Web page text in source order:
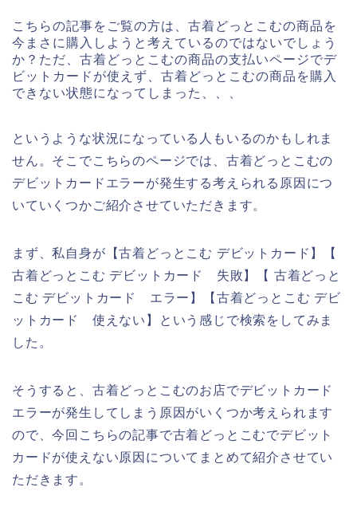
こちらの記事をご覧の方は、古着どっとこむの商品を
今まさに購入しようと考えているのではないでしょう
か？ただ、古着どっとこむの商品の支払いページでデ
ビットカードが使えず、古着どっとこむの商品を購入
できない状態になってしまった、、、
というような状況になっている人もいるのかもしれま
せん。そこでこちらのページでは、古着どっとこむの
デビットカードエラーが発生する考えられる原因につ
いていくつかご紹介させていただきます。
まず、私自身が【古着どっとこむ デビットカード】【
古着どっとこむ デビットカード 失敗】【 古着どっと
こむ デビットカード エラー】【古着どっとこむ デビ
ットカード 使えない】という感じで検索をしてみま
した。
そうすると、古着どっとこむのお店でデビットカード
エラーが発生してしまう原因がいくつか考えられます
ので、今回こちらの記事で古着どっとこむでデビット
カードが使えない原因についてまとめて紹介させてい
ただきます。